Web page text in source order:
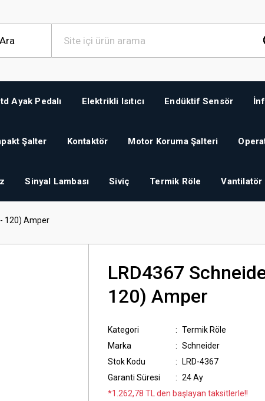
Ayak Pedalı Elektrikli Isıtıcı Endüktif Sensör
Şalter Kontaktör Motor Koruma Şalteri
Sinyal Lambası Siviç Termik Röle Vantilatör
120) Amper
LRD4367
120) Amper
Kategori
Termik Röle
Marka
Schneider
Stok Kodu
LRD-4367
Garanti Süresi
24 Ay
*1.262,78 TL den başlayan taksitlerle!!